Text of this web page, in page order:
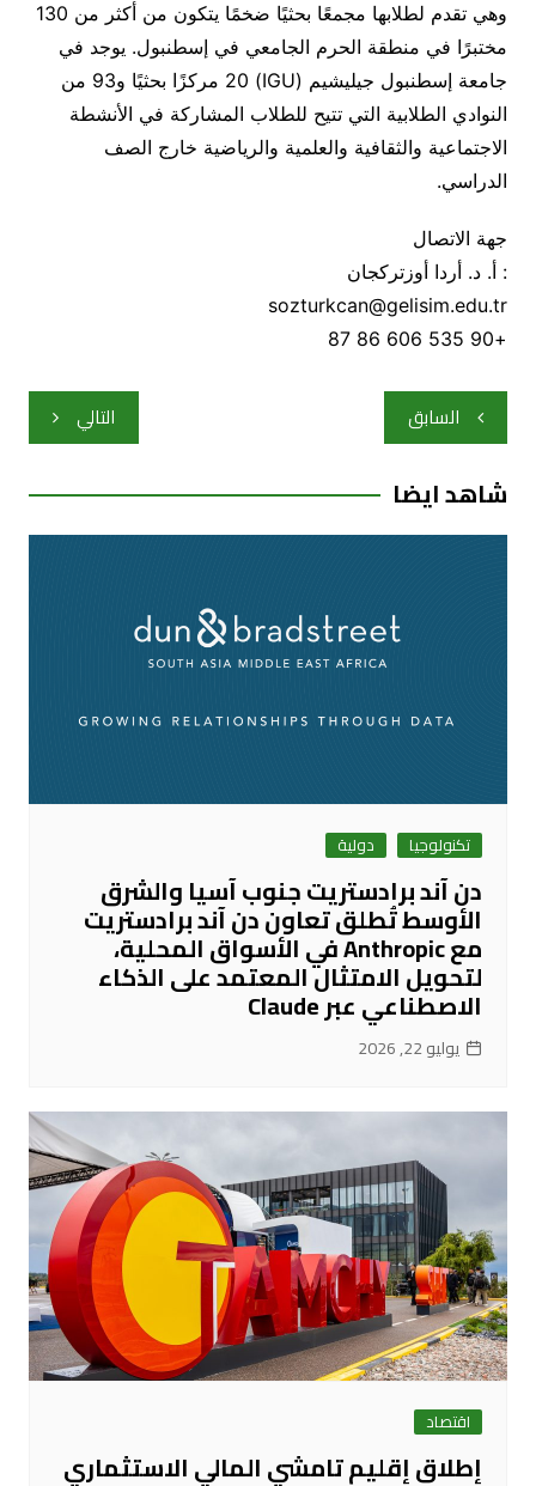
وهي تقدم لطلابها مجمعًا بحثيًا ضخمًا يتكون من أكثر من 130
مختبرًا في منطقة الحرم الجامعي في إسطنبول. يوجد في
جامعة إسطنبول جيليشيم (IGU) 20 مركزًا بحثيًا و93 من
النوادي الطلابية التي تتيح للطلاب المشاركة في الأنشطة
الاجتماعية والثقافية والعلمية والرياضية خارج الصف
الدراسي.
جهة الاتصال
: أ. د. أردا أوزتركجان
sozturkcan@gelisim.edu.tr
+90 535 606 86 87
تصفّح
المقالات
السابق التالي
شاهد ايضا
تكنولوجيا دولية
دن آند برادستريت جنوب آسيا والشرق
الأوسط تُطلق تعاون دن آند برادستريت
مع Anthropic في الأسواق المحلية،
لتحويل الامتثال المعتمد على الذكاء
الاصطناعي عبر Claude
يوليو 22, 2026
اقتصاد
إطلاق إقليم تامشي المالي الاستثماري